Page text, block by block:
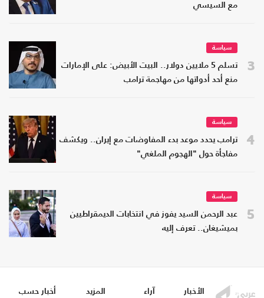
مع السيسي
3
سياسة
تسلم 5 ملايين دولار.. البيت الأبيض: على الإمارات
منع أحد أدواتها من مهاجمة ترامب
4
سياسة
ترامب يحدد موعد بدء المفاوضات مع إيران.. ويكشف
مفاجأة حول "الهجوم الملغي"
5
سياسة
عبد الرحمن السيد يفوز في انتخابات الديمقراطيين
بميشيغان.. تعرف إليه
الأخبار آراء المزيد أخبار حسب